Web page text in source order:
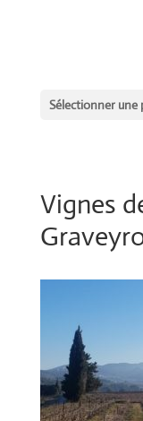
Sélectionner une
Vignes